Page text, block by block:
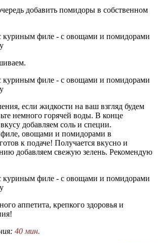
добавить помидоры в собственном
если жидкости на ваш взгляд будем
немного горячей воды. В конце
добавляем соль и специи.
овощами и помидорами в
к подаче! Получается вкусно и
добавляем свежую зелень. Рекомендую
аппетита, крепкого здоровья и
40 мин.